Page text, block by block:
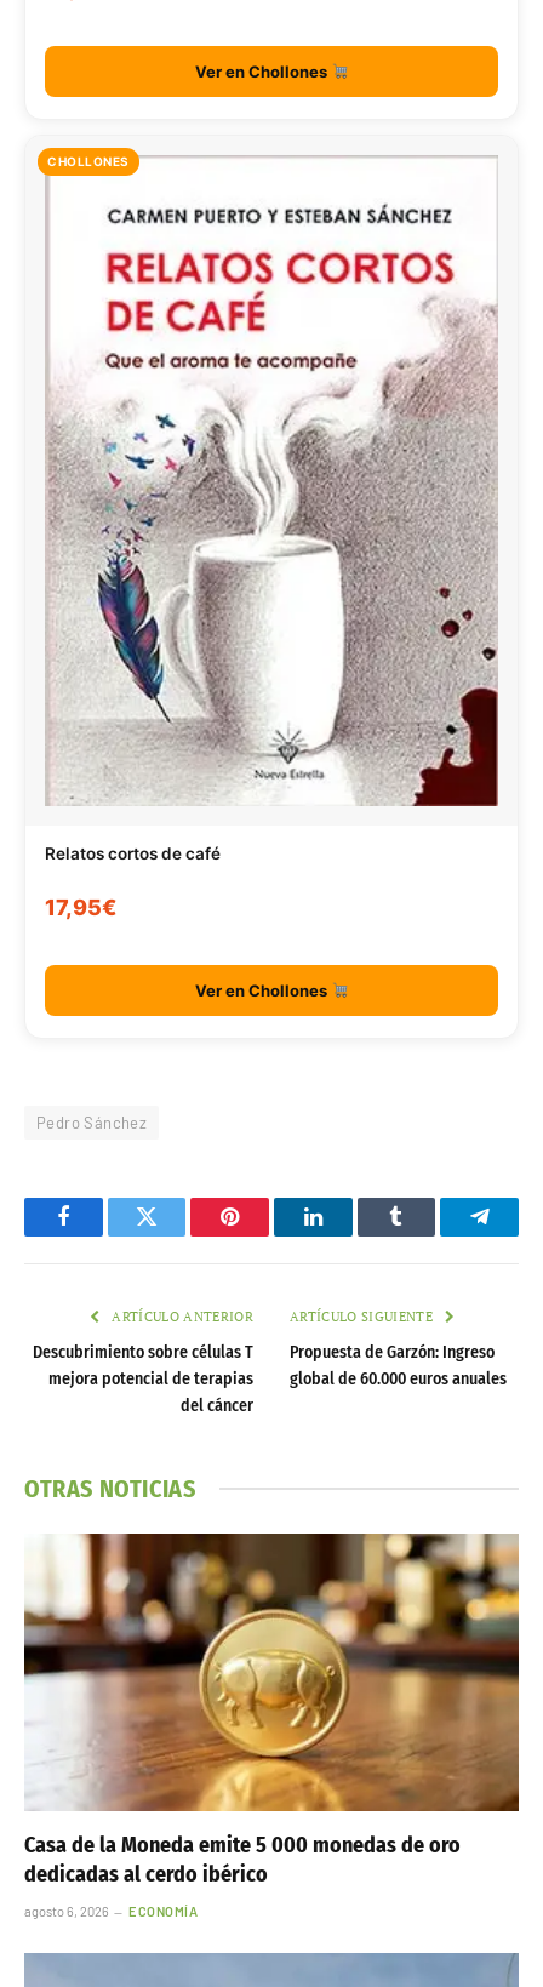
Ver en Chollones
CHOLLONES
Relatos cortos de café
17,95€
Ver en Chollones
Pedro Sánchez
FacebookTwitter Pinterest LinkedInTumblr
ARTÍCULO ANTERIOR
Descubrimiento sobre células T
mejora potencial de terapias
del cáncer
ARTÍCULO SIGUIENTE
Propuesta de Garzón: Ingreso
global de 60.000 euros anuales
OTRAS NOTICIAS
Casa de la Moneda emite 5 000 monedas de oro
dedicadas al cerdo ibérico
agosto 6, 2026 ECONOMÍA